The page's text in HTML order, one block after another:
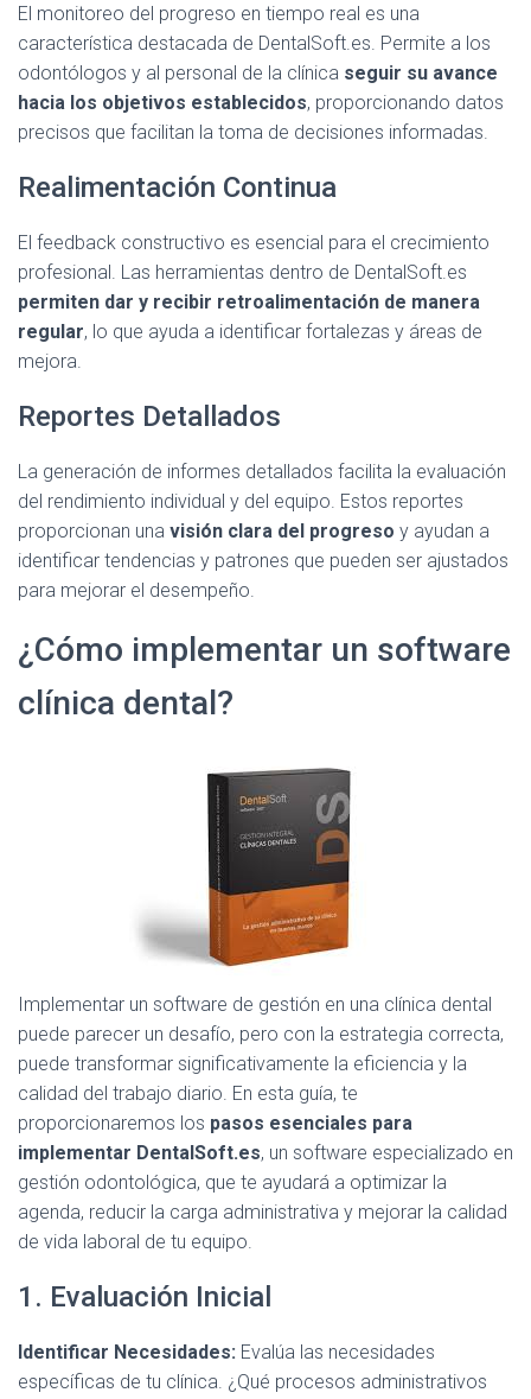
El monitoreo del progreso en tiempo real es una
característica destacada de DentalSoft.es. Permite a los
odontólogos y al personal de la clínica seguir su avance
hacia los objetivos establecidos, proporcionando datos
precisos que facilitan la toma de decisiones informadas.
Realimentación Continua
El feedback constructivo es esencial para el crecimiento
profesional. Las herramientas dentro de DentalSoft.es
permiten dar y recibir retroalimentación de manera
regular, lo que ayuda a identificar fortalezas y áreas de
mejora.
Reportes Detallados
La generación de informes detallados facilita la evaluación
del rendimiento individual y del equipo. Estos reportes
proporcionan una visión clara del progreso y ayudan a
identificar tendencias y patrones que pueden ser ajustados
para mejorar el desempeño.
¿Cómo implementar un software
clínica dental?
Implementar un software de gestión en una clínica dental
puede parecer un desafío, pero con la estrategia correcta,
puede transformar significativamente la eficiencia y la
calidad del trabajo diario. En esta guía, te
proporcionaremos los pasos esenciales para
implementar DentalSoft.es, un software especializado en
gestión odontológica, que te ayudará a optimizar la
agenda, reducir la carga administrativa y mejorar la calidad
de vida laboral de tu equipo.
1. Evaluación Inicial
Identificar Necesidades: Evalúa las necesidades
específicas de tu clínica. ¿Qué procesos administrativos